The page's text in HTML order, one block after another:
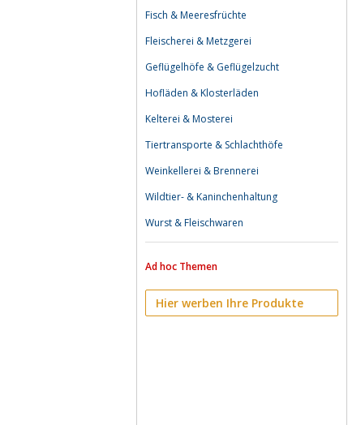
Fisch & Meeresfrüchte
Fleischerei & Metzgerei
Geflügelhöfe & Geflügelzucht
Hofläden & Klosterläden
Kelterei & Mosterei
Tiertransporte & Schlachthöfe
Weinkellerei & Brennerei
Wildtier- & Kaninchenhaltung
Wurst & Fleischwaren
Ad hoc Themen
Hier werben Ihre Produkte